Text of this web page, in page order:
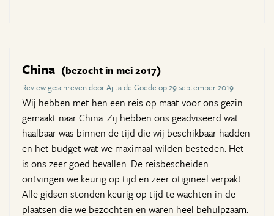
China (bezocht in mei 2017)
Review geschreven door Ajita de Goede op 29 september 2019
Wij hebben met hen een reis op maat voor ons gezin
gemaakt naar China. Zij hebben ons geadviseerd wat
haalbaar was binnen de tijd die wij beschikbaar hadden
en het budget wat we maximaal wilden besteden. Het
is ons zeer goed bevallen. De reisbescheiden
ontvingen we keurig op tijd en zeer otigineel verpakt.
Alle gidsen stonden keurig op tijd te wachten in de
plaatsen die we bezochten en waren heel behulpzaam.